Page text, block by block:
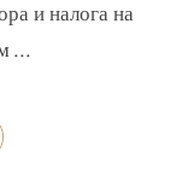
и налога на
…